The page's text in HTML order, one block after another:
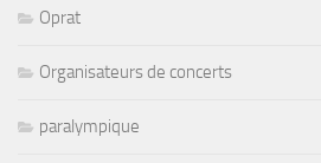
Oprat
Organisateurs de concerts
paralympique